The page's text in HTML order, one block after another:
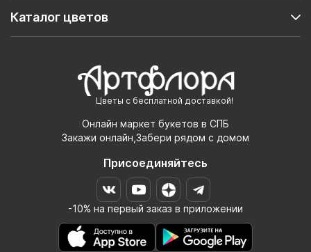
Цветы с бесплатной доставкой!
Онлайн маркет букетов в СПБ
Закажи онлайн,Забери рядом с домом
Присоединяйтесь
-10% на первый заказ в приложении
Каталог цветов